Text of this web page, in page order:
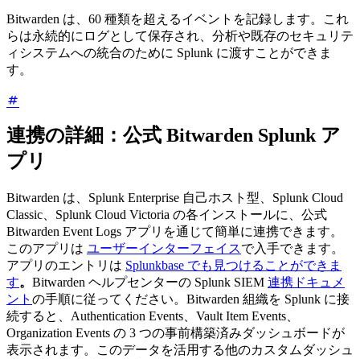
Bitwarden は、60 種類を超えるイベントを記録します。これ
らは永続的にログとして保存され、分析や既存のセキュリテ
ィシステムへの統合のために Splunk に渡すことができま
す。
連携の詳細：公式 Bitwarden Splunk ア
プリ
Bitwarden は、Splunk Enterprise 自己ホスト型、Splunk Cloud
Classic、Splunk Cloud Victoria の各インストールに、公式
Bitwarden Event Logs アプリを通じて簡単に連携できます。
このアプリは ユーザーインターフェイスで入手できます。
アプリのエントリは Splunkbase でも見つけることができま
す。 Bitwarden ヘルプセンターの Splunk SIEM 連携ドキュメ
ント の手順に従ってください。Bitwarden 組織を Splunk に接
続すると、Authentication Events、Vault Item Events、
Organization Events の 3 つの事前構築済みダッシュボードが
表示されます。このデータを活用する他のカスタムダッシュ